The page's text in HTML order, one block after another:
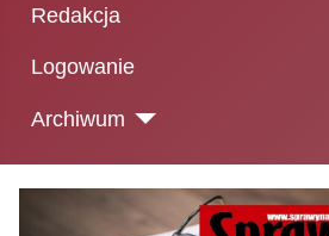
Redakcja
Logowanie
Archiwum